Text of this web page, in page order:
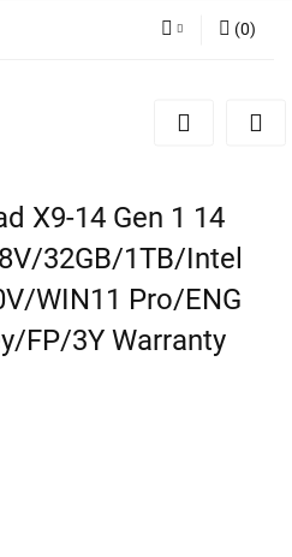
Zarejestruj się
(0)
X9-14 Gen 1 14
32GB/1TB/Intel
WIN11 Pro/ENG
FP/3Y Warranty